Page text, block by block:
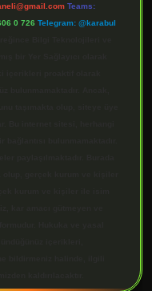
Teams:
0 726 Telegram: @karabul